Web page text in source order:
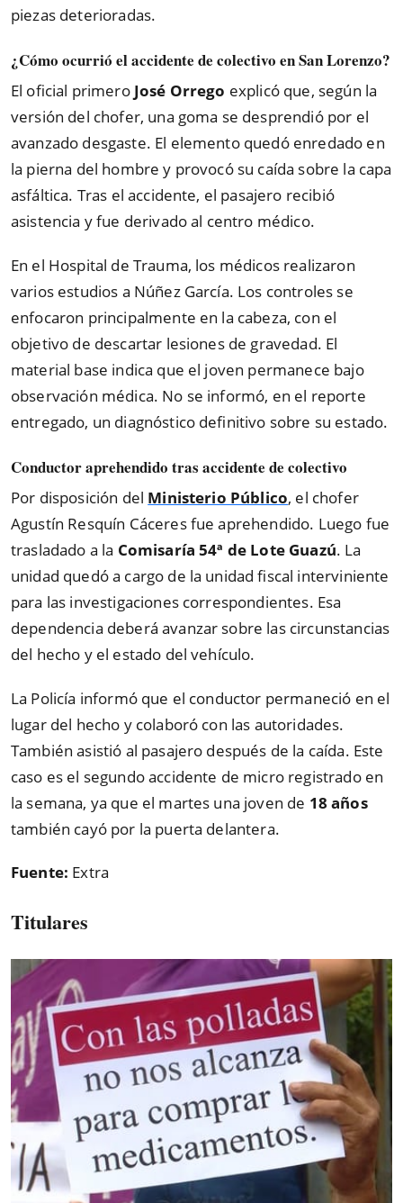
piezas deterioradas.
¿Cómo ocurrió el accidente de colectivo en San Lorenzo?
El oficial primero José Orrego explicó que, según la
versión del chofer, una goma se desprendió por el
avanzado desgaste. El elemento quedó enredado en
la pierna del hombre y provocó su caída sobre la capa
asfáltica. Tras el accidente, el pasajero recibió
asistencia y fue derivado al centro médico.
En el Hospital de Trauma, los médicos realizaron
varios estudios a Núñez García. Los controles se
enfocaron principalmente en la cabeza, con el
objetivo de descartar lesiones de gravedad. El
material base indica que el joven permanece bajo
observación médica. No se informó, en el reporte
entregado, un diagnóstico definitivo sobre su estado.
Conductor aprehendido tras accidente de colectivo
Por disposición del Ministerio Público, el chofer
Agustín Resquín Cáceres fue aprehendido. Luego fue
trasladado a la Comisaría 54ª de Lote Guazú. La
unidad quedó a cargo de la unidad fiscal interviniente
para las investigaciones correspondientes. Esa
dependencia deberá avanzar sobre las circunstancias
del hecho y el estado del vehículo.
La Policía informó que el conductor permaneció en el
lugar del hecho y colaboró con las autoridades.
También asistió al pasajero después de la caída. Este
caso es el segundo accidente de micro registrado en
la semana, ya que el martes una joven de 18 años
también cayó por la puerta delantera.
Fuente: Extra
Titulares